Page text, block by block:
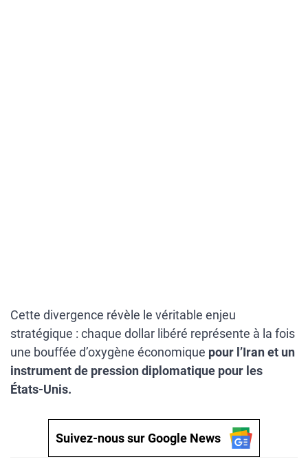
Cette divergence révèle le véritable enjeu
stratégique : chaque dollar libéré représente à la fois
une bouffée d’oxygène économique pour l’Iran et un
instrument de pression diplomatique pour les
États-Unis.
Suivez-nous sur Google News